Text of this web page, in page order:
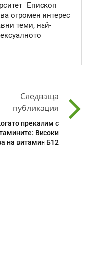
"Епископ
огромен интерес
теми, най-
Следваща
публикация
прекалим с
Високи
на витамин Б12